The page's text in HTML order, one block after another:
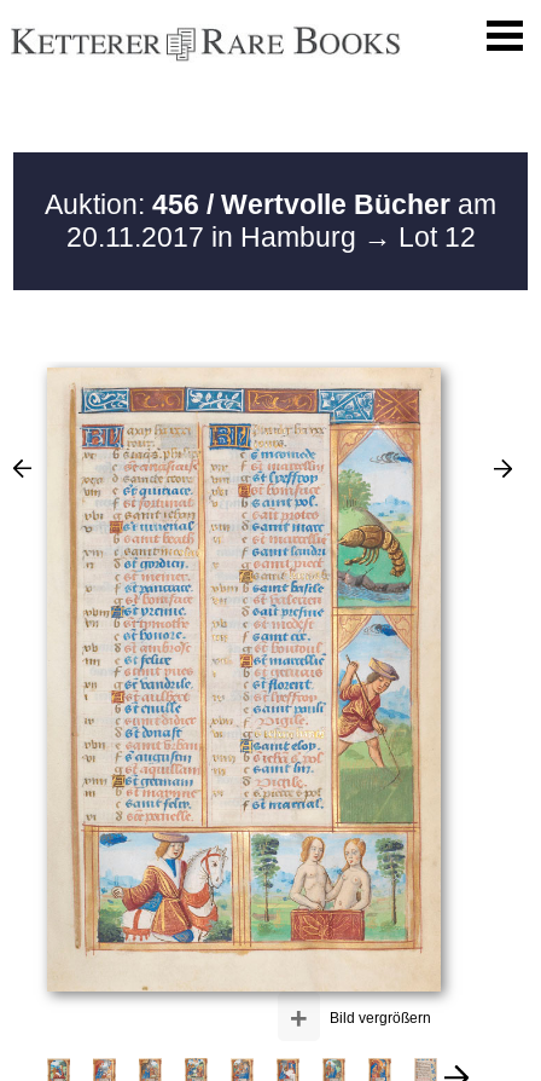
Auktion: 456 / Wertvolle Bücher am
20.11.2017 in Hamburg → Lot 12
Bild vergrößern
+